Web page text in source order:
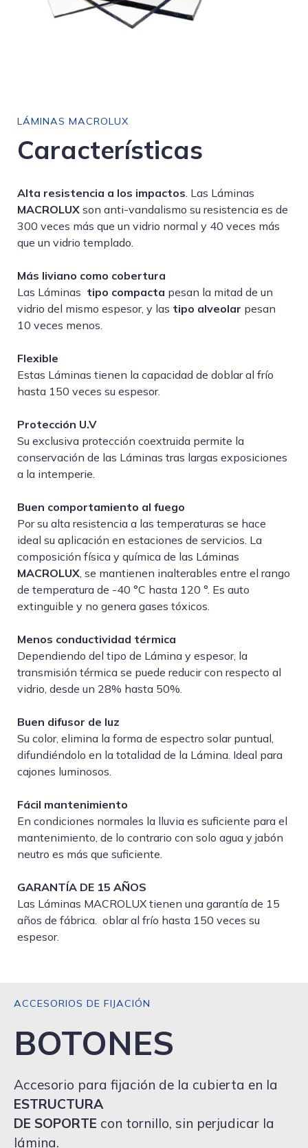
LÁMINAS MACROLUX
Características
Alta resistencia a los impactos. Las Láminas
MACROLUX son anti-vandalismo su resistencia es de
300 veces más que un vidrio normal y 40 veces más
que un vidrio templado.
Más liviano como cobertura
Las Láminas tipo compacta pesan la mitad de un
vidrio del mismo espesor, y las tipo alveolar pesan
10 veces menos.
Flexible
Estas Láminas tienen la capacidad de doblar al frío
hasta 150 veces su espesor.
Protección U.V
Su exclusiva protección coextruida permite la
conservación de las Láminas tras largas exposiciones
a la intemperie.
Buen comportamiento al fuego
Por su alta resistencia a las temperaturas se hace
ideal su aplicación en estaciones de servicios. La
composición física y química de las Láminas
MACROLUX, se mantienen inalterables entre el rango
de temperatura de -40 °C hasta 120 °. Es auto
extinguible y no genera gases tóxicos.
Menos conductividad térmica
Dependiendo del tipo de Lámina y espesor, la
transmisión térmica se puede reducir con respecto al
vidrio, desde un 28% hasta 50%.
Buen difusor de luz
Su color, elimina la forma de espectro solar puntual,
difundiéndolo en la totalidad de la Lámina. Ideal para
cajones luminosos.
Fácil mantenimiento
En condiciones normales la lluvia es suficiente para el
mantenimiento, de lo contrario con solo agua y jabón
neutro es más que suficiente.
GARANTÍA DE 15 AÑOS
Las Láminas MACROLUX tienen una garantía de 15
años de fábrica. oblar al frío hasta 150 veces su
espesor.
ACCESORIOS DE FIJACIÓN
BOTONES
Accesorio para fijación de la cubierta en la
ESTRUCTURA
DE SOPORTE con tornillo, sin perjudicar la
lámina.